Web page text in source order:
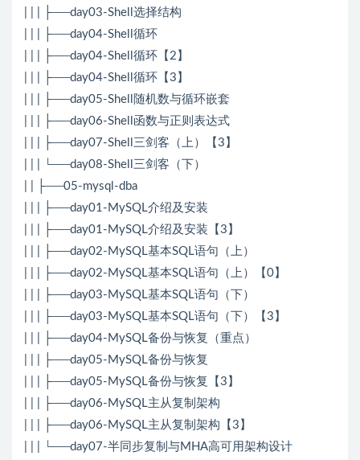
| | | ├──day03-Shell选择结构
| | | ├──day04-Shell循环
| | | ├──day04-Shell循环【2】
| | | ├──day04-Shell循环【3】
| | | ├──day05-Shell随机数与循环嵌套
| | | ├──day06-Shell函数与正则表达式
| | | ├──day07-Shell三剑客（上）【3】
| | | └──day08-Shell三剑客（下）
| | ├──05-mysql-dba
| | | ├──day01-MySQL介绍及安装
| | | ├──day01-MySQL介绍及安装【3】
| | | ├──day02-MySQL基本SQL语句（上）
| | | ├──day02-MySQL基本SQL语句（上）【0】
| | | ├──day03-MySQL基本SQL语句（下）
| | | ├──day03-MySQL基本SQL语句（下）【3】
| | | ├──day04-MySQL备份与恢复（重点）
| | | ├──day05-MySQL备份与恢复
| | | ├──day05-MySQL备份与恢复【3】
| | | ├──day06-MySQL主从复制架构
| | | ├──day06-MySQL主从复制架构【3】
| | | └──day07-半同步复制与MHA高可用架构设计